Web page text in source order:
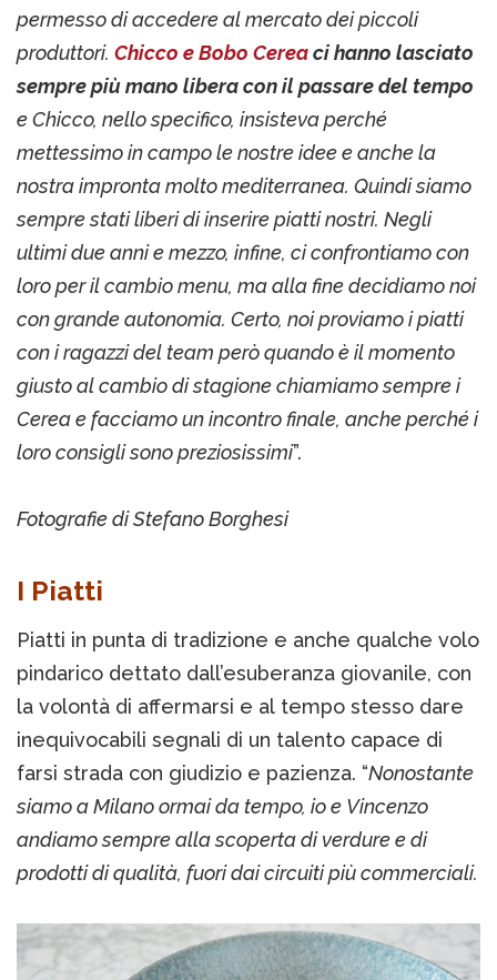
permesso di accedere al mercato dei piccoli
produttori. Chicco e Bobo Cereaci hanno lasciato
sempre più mano libera con il passare del tempo
e Chicco, nello specifico, insisteva perché
mettessimo in campo le nostre idee e anche la
nostra impronta molto mediterranea. Quindi siamo
sempre stati liberi di inserire piatti nostri. Negli
ultimi due anni e mezzo, infine, ci confrontiamo con
loro per il cambio menu, ma alla fine decidiamo noi
con grande autonomia. Certo, noi proviamo i piatti
con i ragazzi del team però quando è il momento
giusto al cambio di stagione chiamiamo sempre i
Cerea e facciamo un incontro finale, anche perché i
loro consigli sono preziosissimi”.
Fotografie di Stefano Borghesi
I Piatti
Piatti in punta di tradizione e anche qualche volo
pindarico dettato dall’esuberanza giovanile, con
la volontà di affermarsi e al tempo stesso dare
inequivocabili segnali di un talento capace di
farsi strada con giudizio e pazienza. “Nonostante
siamo a Milano ormai da tempo, io e Vincenzo
andiamo sempre alla scoperta di verdure e di
prodotti di qualità, fuori dai circuiti più commerciali.